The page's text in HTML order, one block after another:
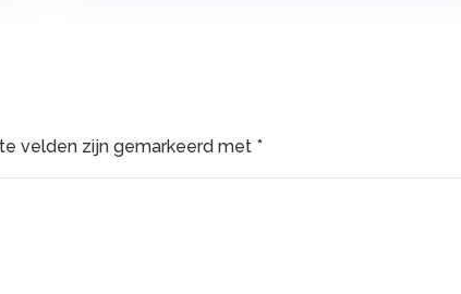
velden zijn gemarkeerd met *